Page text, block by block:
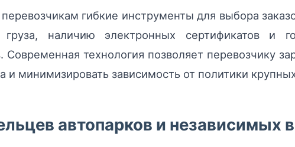
гибкие инструменты для выбора
наличию электронных сертификатов и
технология позволяет перевозчику
и минимизировать зависимость от политики
автопарков и независимых